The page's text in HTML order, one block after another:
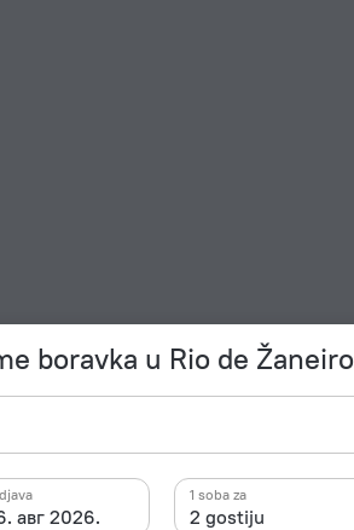
boravka u Rio de Žaneiro
авг 2026. 2 gostiju
1 soba za